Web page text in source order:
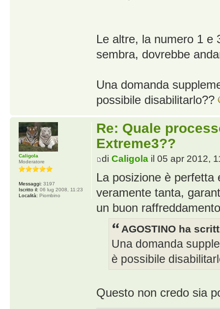
Le altre, la numero 1 e
sembra, dovrebbe
Una domanda
possibile disabilitarlo??
Re: Quale
Extreme3??
di Caligolail 05 apr 2012,
La posizione è perfetta
veramente tanta,
un buon
AGOSTINO ha
Una domanda
è possibile
Questo non credo sia
Caligola
Moderatore
Messaggi: 3197
Iscritto il: 06 lug 2008, 11:23
Località: Piombino